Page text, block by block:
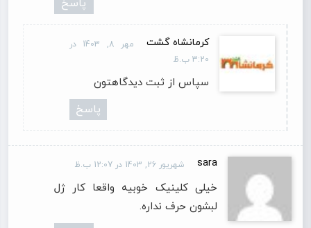
پاسخ
کرمانشاه گشت
مهر 8, 1403 در
3:20 ب.ظ
سپاس از ثبت دیدگاهتون
پاسخ
sara شهریور 26, 1403 در 12:07 ب.ظ
خیلی کلینیک خوبیه واقعا کار ژل
لبشون حرف نداره.